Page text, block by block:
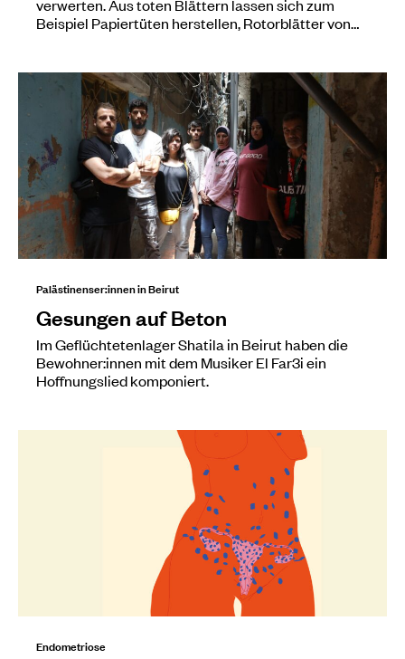
verwerten. Aus toten Blättern lassen sich zum
Beispiel Papiertüten herstellen, Rotorblätter von…
Palästinenser:innen in Beirut
Gesungen auf Beton
Im Geflüchtetenlager Shatila in Beirut haben die
Bewohner:innen mit dem Musiker El Far3i ein
Hoffnungslied komponiert.
Endometriose